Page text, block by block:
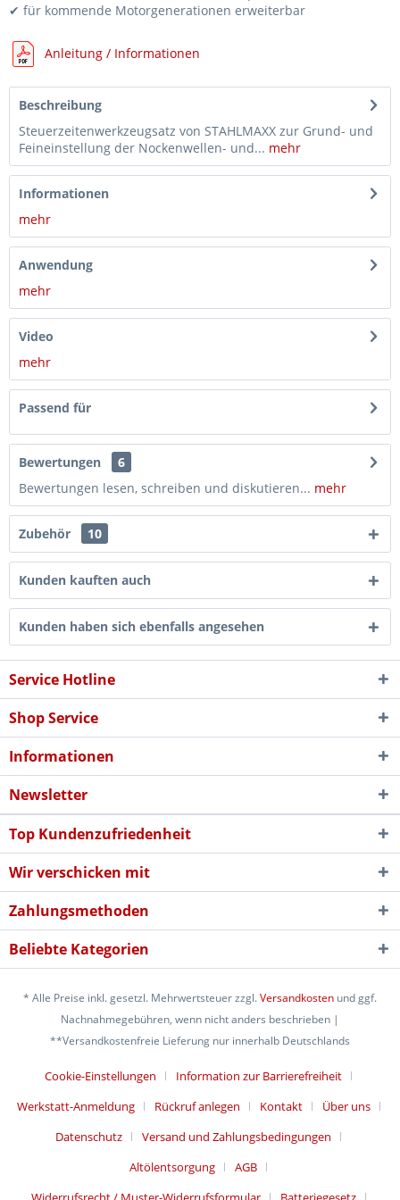
✔ für kommende Motorgenerationen erweiterbar
Anleitung / Informationen
Beschreibung
Steuerzeitenwerkzeugsatz von STAHLMAXX zur Grund- und
Feineinstellung der Nockenwellen- und... mehr
Informationen
mehr
Anwendung
mehr
Video
mehr
Passend für
Bewertungen
6
Bewertungen lesen, schreiben und diskutieren... mehr
Zubehör 10
Kunden kauften auch
Kunden haben sich ebenfalls angesehen
Service Hotline
Shop Service
Informationen
Newsletter
Top Kundenzufriedenheit
Wir verschicken mit
Zahlungsmethoden
Beliebte Kategorien
* Alle Preise inkl. gesetzl. Mehrwertsteuer zzgl.Versandkosten und ggf.
Nachnahmegebühren, wenn nicht anders beschrieben |
**Versandkostenfreie Lieferung nur innerhalb Deutschlands
Cookie-Einstellungen
Information zur Barrierefreiheit
Werkstatt-Anmeldung
Rückruf anlegen Kontakt
Über uns
Datenschutz
Versand und Zahlungsbedingungen
Altölentsorgung
AGB